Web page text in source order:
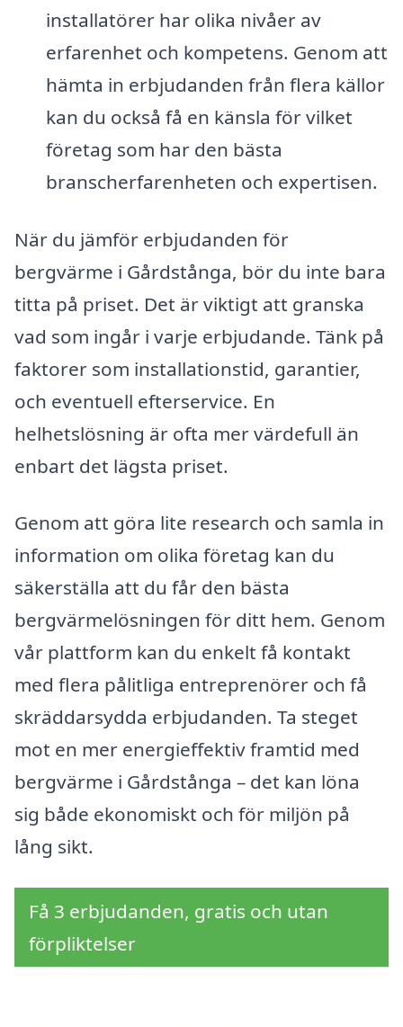
installatörer har olika nivåer av
erfarenhet och kompetens. Genom att
hämta in erbjudanden från flera källor
kan du också få en känsla för vilket
företag som har den bästa
branscherfarenheten och expertisen.
När du jämför erbjudanden för
bergvärme i Gårdstånga, bör du inte bara
titta på priset. Det är viktigt att granska
vad som ingår i varje erbjudande. Tänk på
faktorer som installationstid, garantier,
och eventuell efterservice. En
helhetslösning är ofta mer värdefull än
enbart det lägsta priset.
Genom att göra lite research och samla in
information om olika företag kan du
säkerställa att du får den bästa
bergvärmelösningen för ditt hem. Genom
vår plattform kan du enkelt få kontakt
med flera pålitliga entreprenörer och få
skräddarsydda erbjudanden. Ta steget
mot en mer energieffektiv framtid med
bergvärme i Gårdstånga – det kan löna
sig både ekonomiskt och för miljön på
lång sikt.
Få 3 erbjudanden, gratis och utan
förpliktelser